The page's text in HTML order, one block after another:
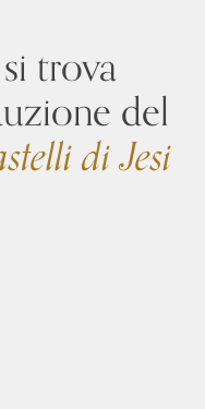
trova
del
di Jesi